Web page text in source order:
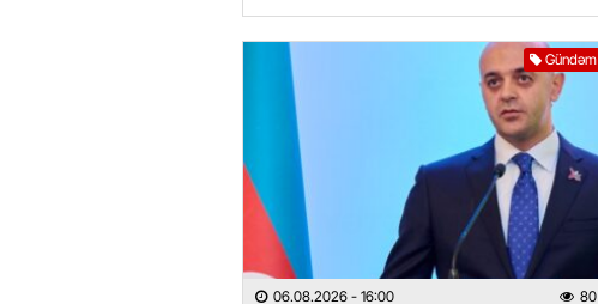
Gündəm
06.08.2026 - 16:00 80